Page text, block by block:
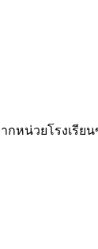
น่วยโรงเรียน